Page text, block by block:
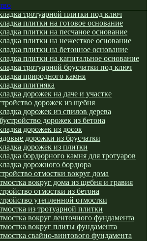
тротуарной плитки под ключ
плитки на готовое основание
плитки на песчаное основание
плитки на нежесткое основание
плитки на бетонное основание
плитки на капитальное основание
тротуарной брусчатки под ключ
природного камня
плитняка
дорожек на даче и участке
дорожек из щебня
дорожек из спилов дерева
дорожек из бетона
дорожек из досок
дорожки из брусчатки
дорожек из плитки
бордюрного камня для тротуаров
дорожного бордюра
отмостки вокруг дома
вокруг дома из щебня и гравия
отмостки из бетона
утепленной отмостки
из тротуарной плитки
вокруг ленточного фундамента
вокруг плиты фундамента
свайно-винтового фундамента